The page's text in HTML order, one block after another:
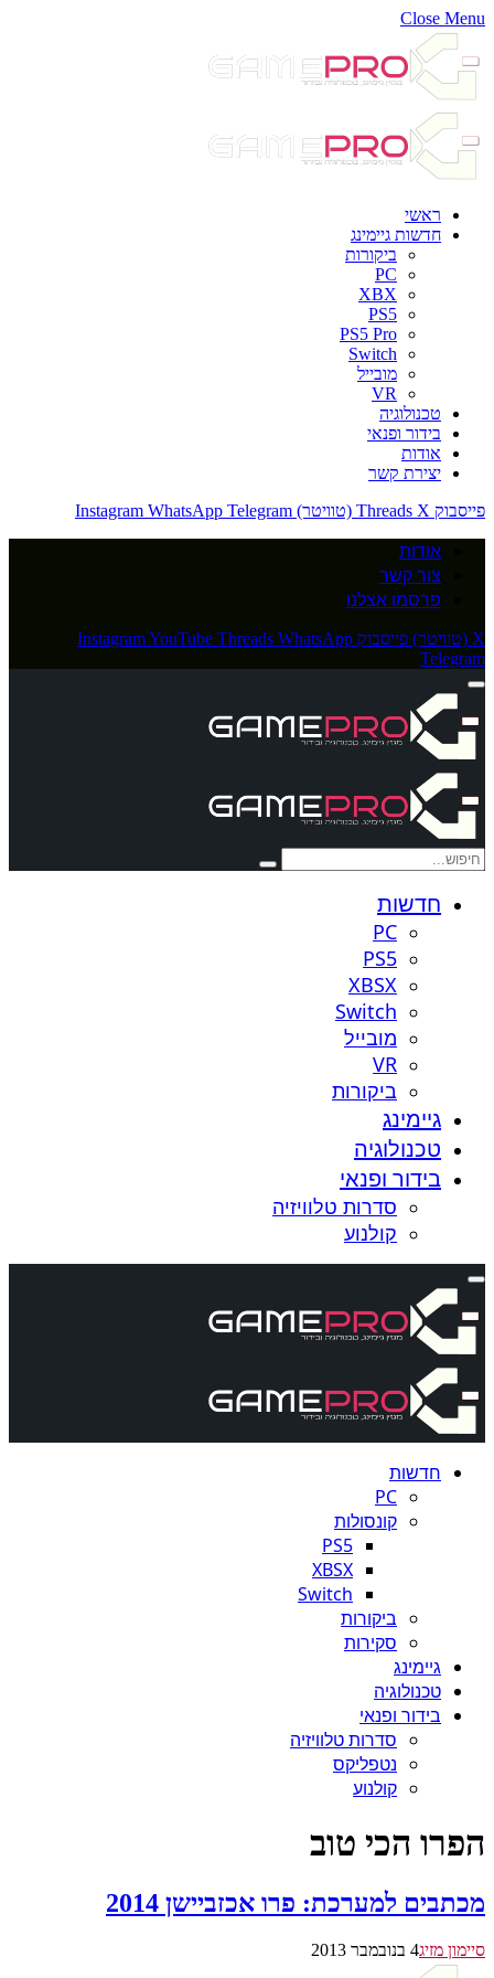
Close Menu
ראשי
חדשות גיימינג
ביקורות
PC
XBX
PS5
PS5 Pro
Switch
מובייל
VR
טכנולוגיה
בידור ופנאי
אודות
יצירת קשר
פייסבוק
Threads X (טוויטר) Instagram WhatsApp Telegram
אודות
צור קשר
פרסמו אצלנו
X (טוויטר) פייסבוק InstagramYouTube Threads WhatsApp
Telegram
חדשות
PC
PS5
XBSX
Switch
מובייל
VR
ביקורות
גיימינג
טכנולוגיה
בידור ופנאי
סדרות טלוויזיה
קולנוע
חדשות
PC
קונסולות
PS5
XBSX
Switch
ביקורות
סקירות
גיימינג
טכנולוגיה
בידור ופנאי
סדרות טלוויזיה
נטפליקס
קולנוע
הפרו הכי טוב
מכתבים למערכת: פרו אכזביישן 2014
סיימון מזיג4 בנובמבר 2013